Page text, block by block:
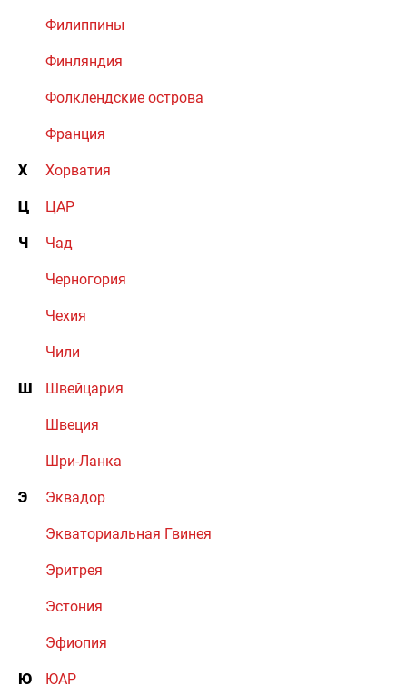
Филиппины
Финляндия
Фолклендские острова
Франция
Х Хорватия
Ц ЦАР
Ч Чад
Черногория
Чехия
Чили
Ш Швейцария
Швеция
Шри-Ланка
Э Эквадор
Экваториальная Гвинея
Эритрея
Эстония
Эфиопия
Ю ЮАР